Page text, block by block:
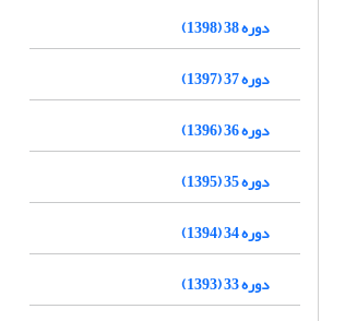
دوره 38 (1398)
دوره 37 (1397)
دوره 36 (1396)
دوره 35 (1395)
دوره 34 (1394)
دوره 33 (1393)